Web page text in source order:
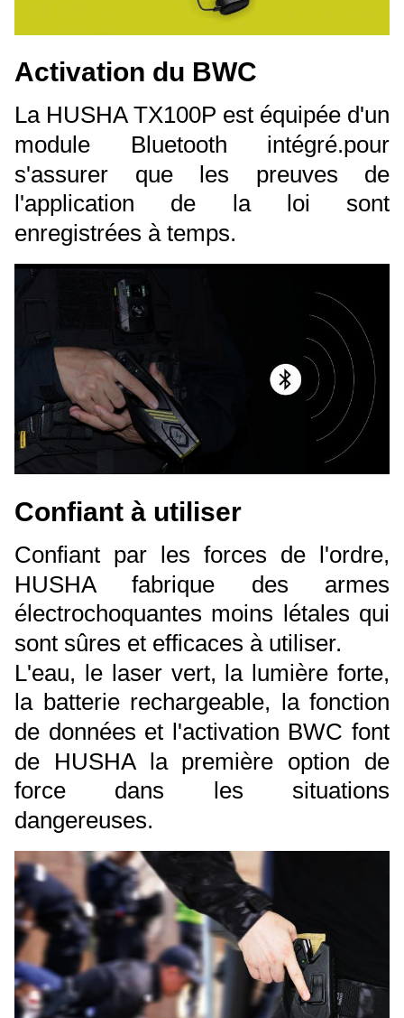
Activation du BWC
La HUSHA TX100P est équipée d'un
module Bluetooth intégré.pour
s'assurer que les preuves de
l'application de la loi sont
enregistrées à temps.
Confiant à utiliser
Confiant par les forces de l'ordre,
HUSHA fabrique des armes
électrochoquantes moins létales qui
sont sûres et efficaces à utiliser.
L'eau, le laser vert, la lumière forte,
la batterie rechargeable, la fonction
de données et l'activation BWC font
de HUSHA la première option de
force dans les situations
dangereuses.